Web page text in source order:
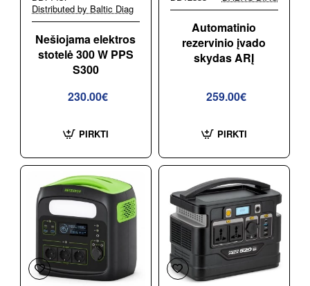
Distributed by Baltic Diag
Nešiojama elektros
stotelė 300 W PPS
S300
230.00€
PIRKTI
Automatinio
rezervinio įvado
skydas ARĮ
259.00€
PIRKTI